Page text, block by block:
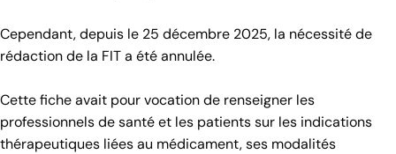
Cependant, depuis le 25 décembre 2025, la nécessité de
rédaction de la FIT a été annulée.
Cette fiche avait pour vocation de renseigner les
professionnels de santé et les patients sur les indications
thérapeutiques liées au médicament, ses modalités